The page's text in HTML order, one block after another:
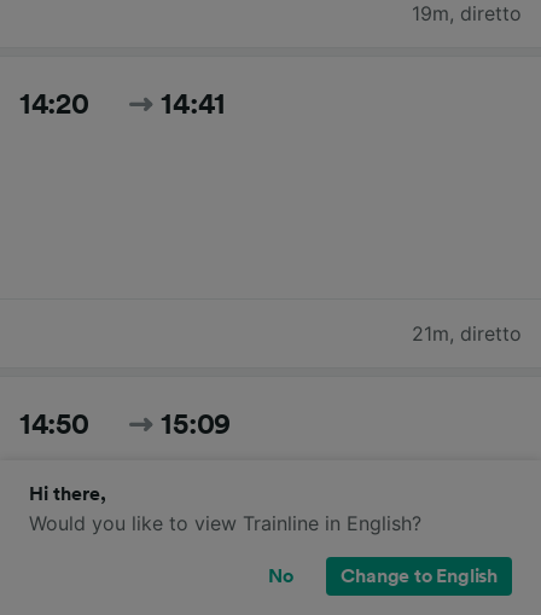
19m, diretto
14:20 14:41
21m, diretto
14:50 15:09
Hi there,
Would you like to view Trainline in English?
No Change to English